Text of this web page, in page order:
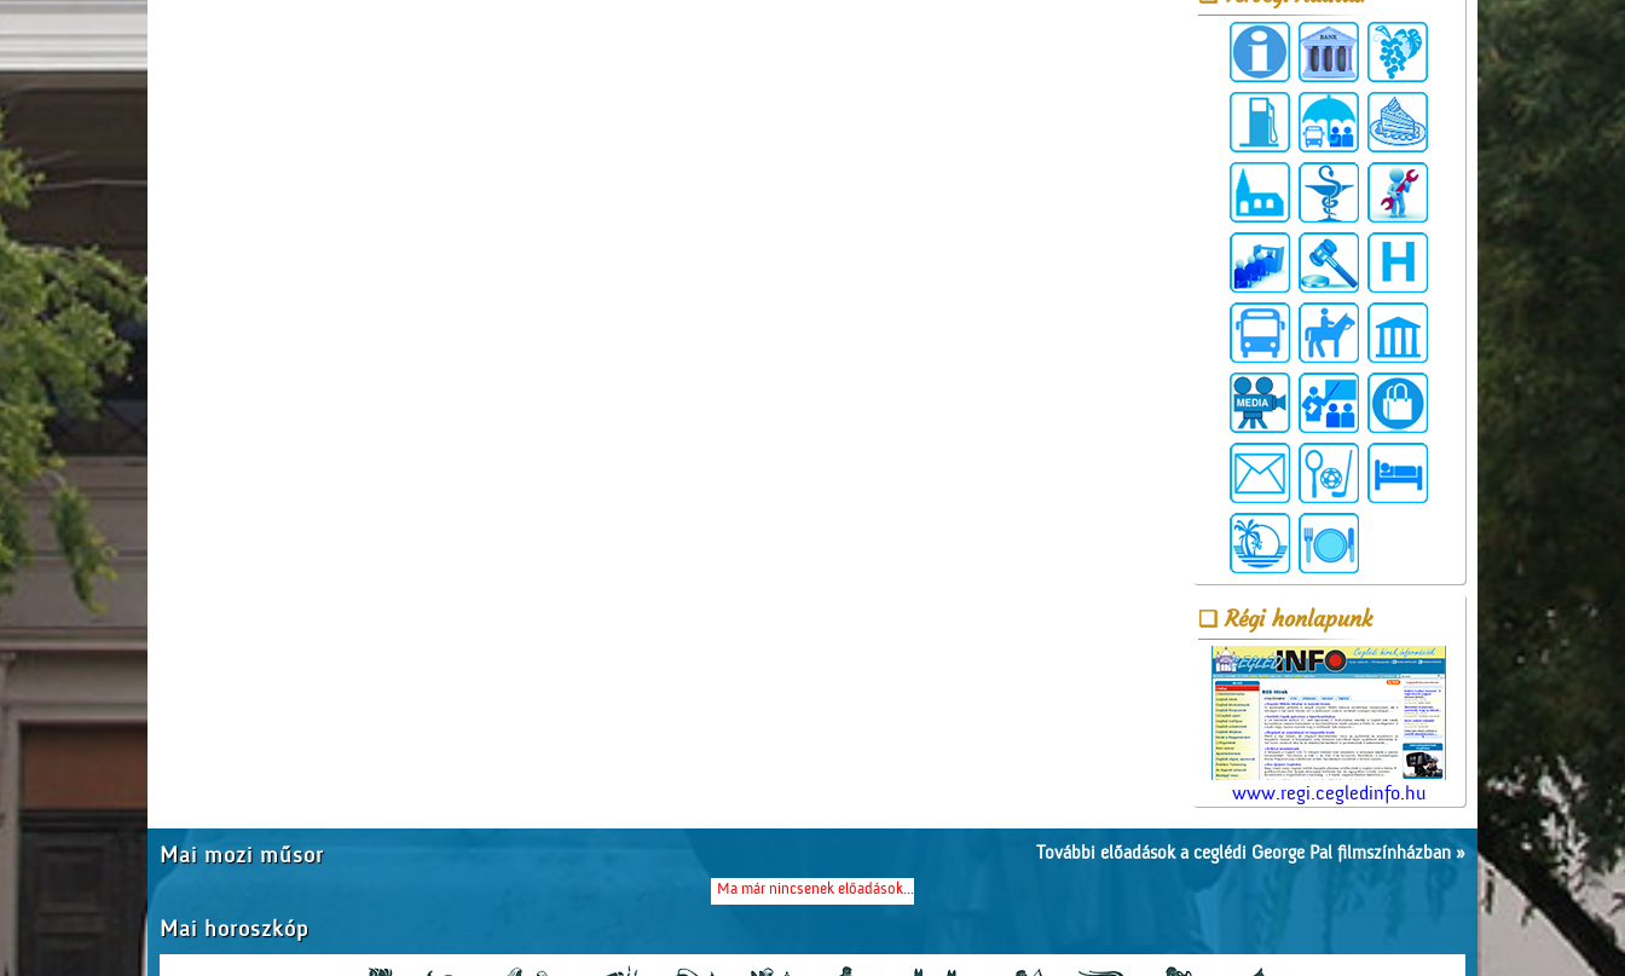
Régi honlapunk
www.regi.cegledinfo.hu
Mai mozi műsor További előadások a ceglédi George Pal filmszínházban »
Ma már nincsenek előadások...
Mai horoszkóp